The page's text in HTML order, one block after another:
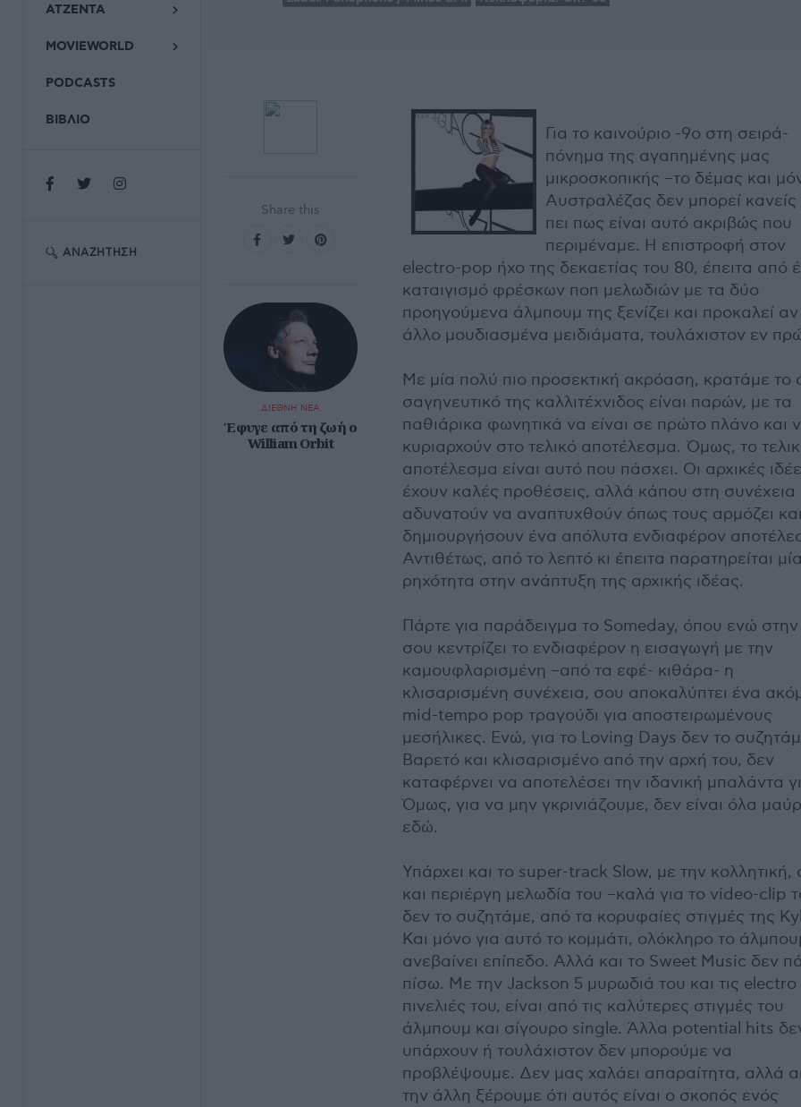
ΑΤΖΕΝΤΑ
MOVIEWORLD
PODCASTS
ΒΙΒΛΙΟ
ΑΝΑΖΉΤΗΣΗ
Share this
ΔΙΕΘΝΗ ΝΕΑ
Έφυγε από τη ζωή ο
William Orbit
Για το καινούριο -9ο στη σειρά-
πόνημα της αγαπημένης μας
μικροσκοπικής –το δέμας και
Αυστραλέζας δεν μπορεί κανείς
πει πως είναι αυτό ακριβώς που
περιμέναμε. Η επιστροφή στον
electro-pop ήχο της δεκαετίας του 80, έπειτα από
καταιγισμό φρέσκων ποπ μελωδιών με τα δύο
προηγούμενα άλμπουμ της ξενίζει και προκαλεί αν
άλλο μουδιασμένα μειδιάματα, τουλάχιστον εν
Με μία πολύ πιο προσεκτική ακρόαση, κρατάμε το
σαγηνευτικό της καλλιτέχνιδος είναι παρών, με τα
παθιάρικα φωνητικά να είναι σε πρώτο πλάνο και
κυριαρχούν στο τελικό αποτέλεσμα. Όμως, το
αποτέλεσμα είναι αυτό που πάσχει. Οι αρχικές
έχουν καλές προθέσεις, αλλά κάπου στη συνέχεια
αδυνατούν να αναπτυχθούν όπως τους αρμόζει
δημιουργήσουν ένα απόλυτα ενδιαφέρον
Αντιθέτως, από το λεπτό κι έπειτα παρατηρείται μία
ρηχότητα στην ανάπτυξη της αρχικής ιδέας.
Πάρτε για παράδειγμα το Someday, όπου ενώ
σου κεντρίζει το ενδιαφέρον η εισαγωγή με την
καμουφλαρισμένη –από τα εφέ- κιθάρα- η
κλισαρισμένη συνέχεια, σου αποκαλύπτει ένα
mid-tempo pop τραγούδι για αποστειρωμένους
μεσήλικες. Ενώ, για το Loving Days δεν το
Βαρετό και κλισαρισμένο από την αρχή του, δεν
καταφέρνει να αποτελέσει την ιδανική μπαλάντα
Όμως, για να μην γκρινιάζουμε, δεν είναι όλα
εδώ.
Υπάρχει και το super-track Slow, με την κολλητική,
και περιέργη μελωδία του –καλά για το video-clip
δεν το συζητάμε, από τα κορυφαίες στιγμές της
Και μόνο για αυτό το κομμάτι, ολόκληρο το
ανεβαίνει επίπεδο. Αλλά και το Sweet Music δεν
πίσω. Με την Jackson 5 μυρωδιά του και τις electro
πινελιές του, είναι από τις καλύτερες στιγμές του
άλμπουμ και σίγουρο single. Άλλα potential hits
υπάρχουν ή τουλάχιστον δεν μπορούμε να
προβλέψουμε. Δεν μας χαλάει απαραίτητα, αλλά
την άλλη ξέρουμε ότι αυτός είναι ο σκοπός ενός